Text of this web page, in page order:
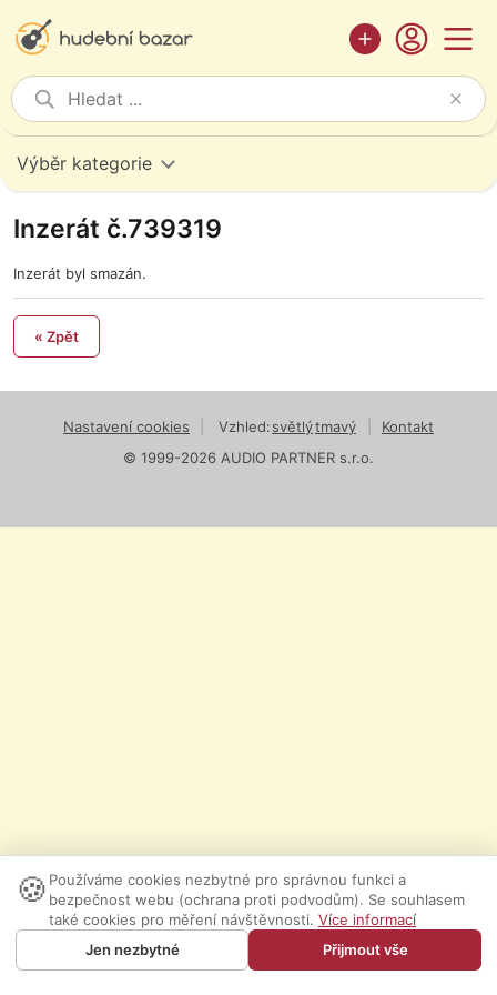
Výběr kategorie
Inzerát č.739319
Inzerát byl smazán.
« Zpět
Nastavení cookies Vzhled:světlýtmavý
Kontakt
© 1999-2026 AUDIO PARTNER s.r.o.
🍪 Používáme cookies nezbytné pro správnou funkci a
bezpečnost webu (ochrana proti podvodům). Se souhlasem
také cookies pro měření návštěvnosti. Více informací
Jen nezbytné
Přijmout vše